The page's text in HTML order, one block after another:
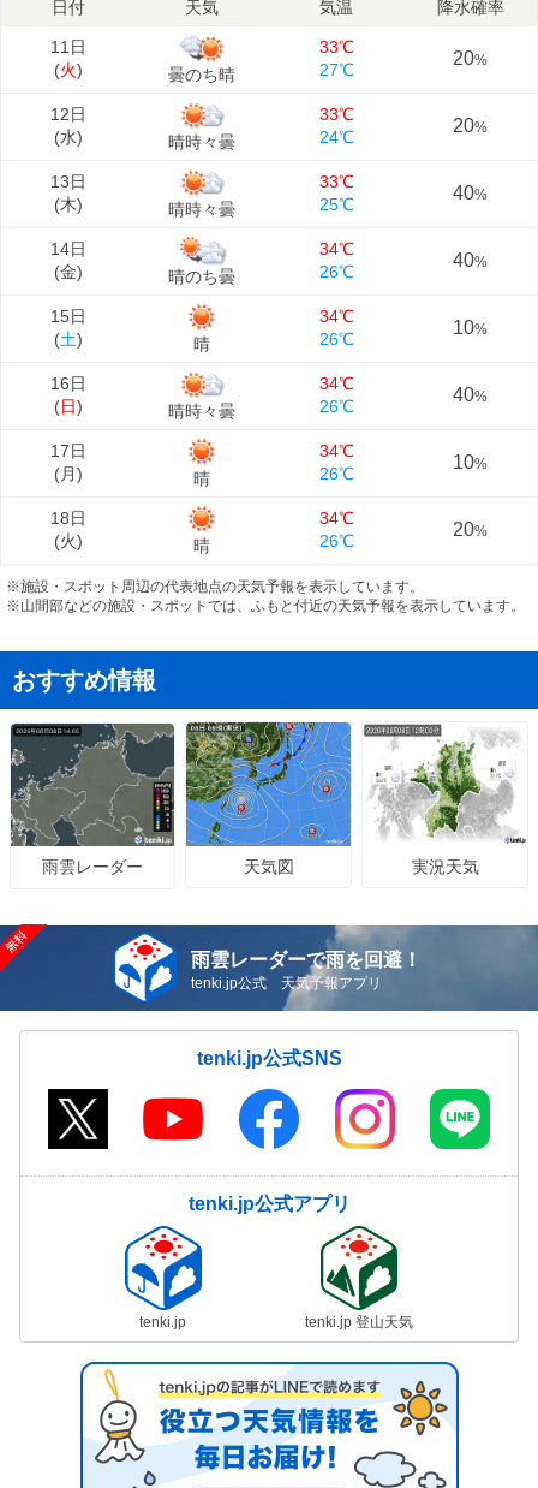
08/30
第62回 新潟記念(G3)
第61回 札幌2歳S(G3)
第71回 京成杯AH(G3)
第40回 セントウルS(G2)
第11回 紫苑S(G2) 芝2000m
09/12
第77回 チャレンジC(G3) 芝2000m
09/13
第44回 ローズS(G2) 芝1800m
09/13
(日)
中山 第80回 セントライト記念(G2) 芝2200m
09/19
(土)
阪神
09/20
(
日)
中山 第72回 オールカマー(G2) 芝2200m
09/21
(月
阪神 第74回 神戸新聞杯(G2) 芝2400m
09/26
阪神 第30回 シリウスS(G3) ダ2000m
09/27
中山 第60回 スプリンターズS(G1)
日付 天気 気温 降水確率
11日
(火) 曇のち晴
33℃
27℃
20%
12日
(水) 晴時々曇
33℃
24℃
20%
13日
(木) 晴時々曇
33℃
25℃
40%
14日
(金) 晴のち曇
34℃
26℃
40%
15日
(土) 晴
34℃
26℃
10%
16日
(日) 晴時々曇
34℃
26℃
40%
17日
(月) 晴
34℃
26℃
10%
18日
(火) 晴
34℃
26℃
20%
※施設・スポット周辺の代表地点の天気予報を表示しています。
※山間部などの施設・スポットでは、ふもと付近の天気予報を表示しています。
おすすめ情報
雨雲レーダー 天気図 実況天気
雨雲レーダーで雨を回避！
tenki.jp公式 天気予報アプリ
tenki.jp公式SNS
tenki.jp公式アプリ
tenki.jp tenki.jp 登山天気